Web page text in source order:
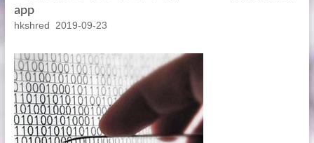
app
hkshred 2019-09-23